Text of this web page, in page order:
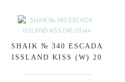
SHAIK № 340 ESCADA
ISSLAND KISS (W) 20